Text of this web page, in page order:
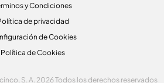
y Condiciones
de privacidad
de Cookies
Política de Cookies
S. A. 2026 Todos los derechos reservados